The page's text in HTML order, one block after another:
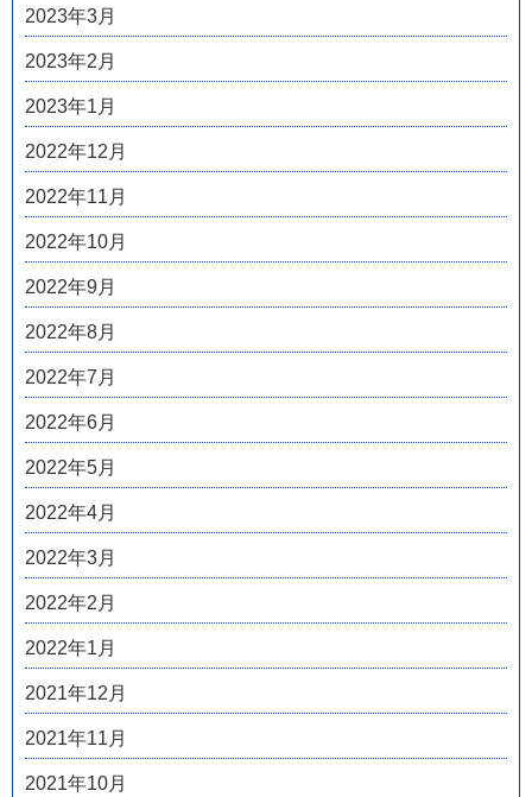
2023年3月
2023年2月
2023年1月
2022年12月
2022年11月
2022年10月
2022年9月
2022年8月
2022年7月
2022年6月
2022年5月
2022年4月
2022年3月
2022年2月
2022年1月
2021年12月
2021年11月
2021年10月